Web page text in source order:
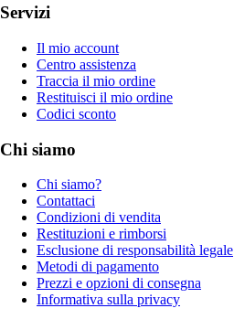
Servizi
Il mio account
Centro assistenza
Traccia il mio ordine
Restituisci il mio ordine
Codici sconto
Chi siamo
Chi siamo?
Contattaci
Condizioni di vendita
Restituzioni e rimborsi
Esclusione di responsabilità legale
Metodi di pagamento
Prezzi e opzioni di consegna
Informativa sulla privacy